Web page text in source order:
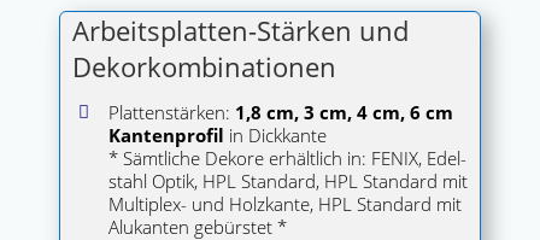
Arbeitsplatten-Stärken und
Dekorkombinationen
Plat­ten­stär­ken: 1,8 cm, 3 cm, 4 cm, 6 cm
Kan­ten­pro­fil in Dick­kan­te
* Sämt­li­che Deko­re erhält­lich in: FENIX, Edel­
stahl Optik, HPL Stan­dard, HPL Stan­dard mit
Mul­ti­plex- und Holz­kan­te, HPL Stan­dard mit
Alu­kan­ten gebürstet *